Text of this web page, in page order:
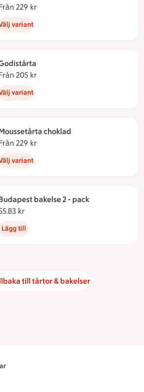
229 kr
variant
205 kr
variant
choklad
229 kr
variant
bakelse 2 - pack
kr
Lägg till
till tårtor & bakelser